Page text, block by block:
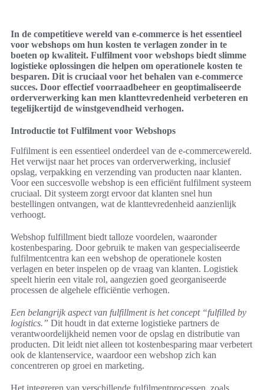
In de competitieve wereld van e-commerce is het essentieel
voor webshops om hun kosten te verlagen zonder in te
boeten op kwaliteit. Fulfilment voor webshops biedt slimme
logistieke oplossingen die helpen om operationele kosten te
besparen. Dit is cruciaal voor het behalen van e-commerce
succes. Door effectief voorraadbeheer en geoptimaliseerde
orderverwerking kan men klanttevredenheid verbeteren en
tegelijkertijd de winstgevendheid verhogen.
Introductie tot Fulfilment voor Webshops
Fulfilment is een essentieel onderdeel van de e-commercewereld.
Het verwijst naar het proces van orderverwerking, inclusief
opslag, verpakking en verzending van producten naar klanten.
Voor een succesvolle webshop is een efficiënt fulfilment systeem
cruciaal. Dit systeem zorgt ervoor dat klanten snel hun
bestellingen ontvangen, wat de klanttevredenheid aanzienlijk
verhoogt.
Webshop fulfillment biedt talloze voordelen, waaronder
kostenbesparing. Door gebruik te maken van gespecialiseerde
fulfilmentcentra kan een webshop de operationele kosten
verlagen en beter inspelen op de vraag van klanten. Logistiek
speelt hierin een vitale rol, aangezien goed georganiseerde
processen de algehele efficiëntie verhogen.
Een belangrijk aspect van fulfillment is het concept “fulfilled by
logistics.” Dit houdt in dat externe logistieke partners de
verantwoordelijkheid nemen voor de opslag en distributie van
producten. Dit leidt niet alleen tot kostenbesparing maar verbetert
ook de klantenservice, waardoor een webshop zich kan
concentreren op groei en marketing.